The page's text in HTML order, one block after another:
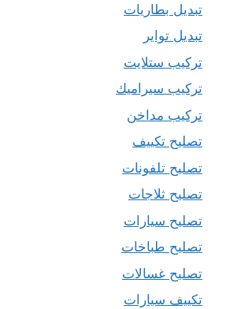
تبديل بطاريات
تبديل تواير
تركيب ستلايت
تركيب سيراميك
تركيب مداخن
تصليح تكييف
تصليح تلفونات
تصليح ثلاجات
تصليح سيارات
تصليح طباخات
تصليح غسالات
تكييف سيارات